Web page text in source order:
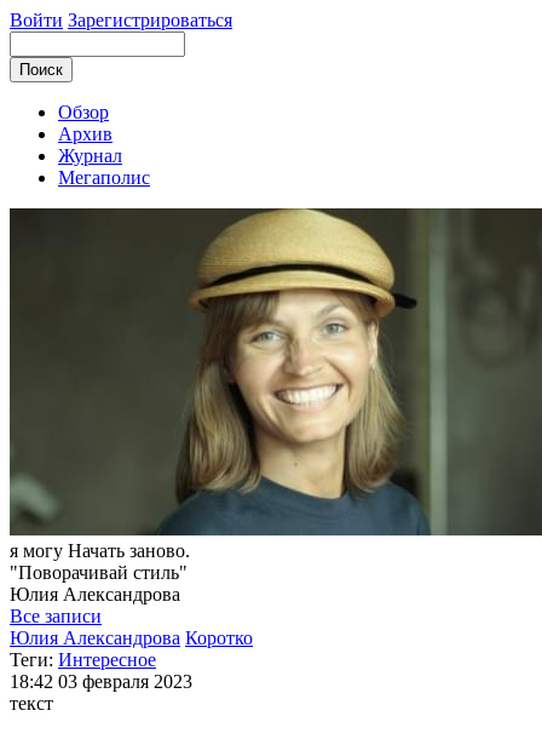
Войти Зарегистрироваться
Обзор
Архив
Журнал
Мегаполис
я могу Начать заново.
"Поворачивай стиль"
Юлия Александрова
Все записи
Юлия Александрова Коротко
Теги: Интересное
18:42 03 февраля 2023
текст